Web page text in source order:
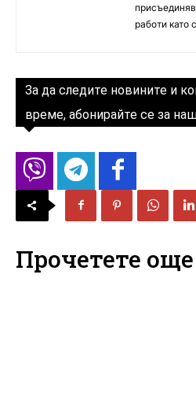
работи като
За да следите новините и
време, абонирайте се за
Прочетете още